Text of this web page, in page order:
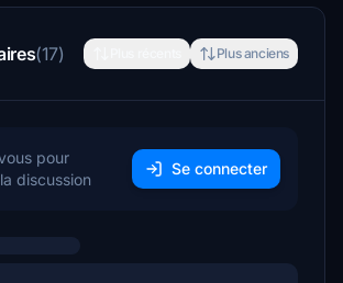
(17) Plus anciens
pour
discussion
Se connecter